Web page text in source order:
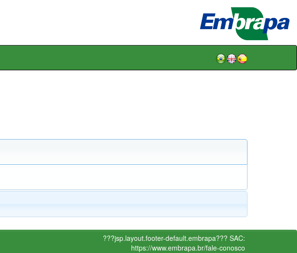
???jsp.layout.footer-default.embrapa??? SAC:
https://www.embrapa.br/fale-conosco